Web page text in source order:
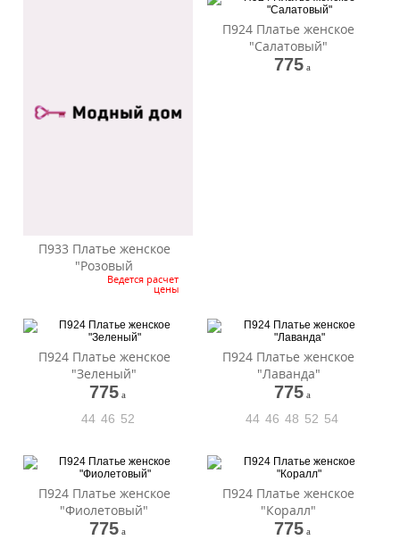
П933 Платье женское
"Розовый
Ведется расчет
цены
П924 Платье женское
"Салатовый"
775 a
П924 Платье женское
"Зеленый"
775 a
44 46 52
П924 Платье женское
"Лаванда"
775 a
44 46 48 52 54
П924 Платье женское
"Фиолетовый"
775 a
П924 Платье женское
"Коралл"
775 a